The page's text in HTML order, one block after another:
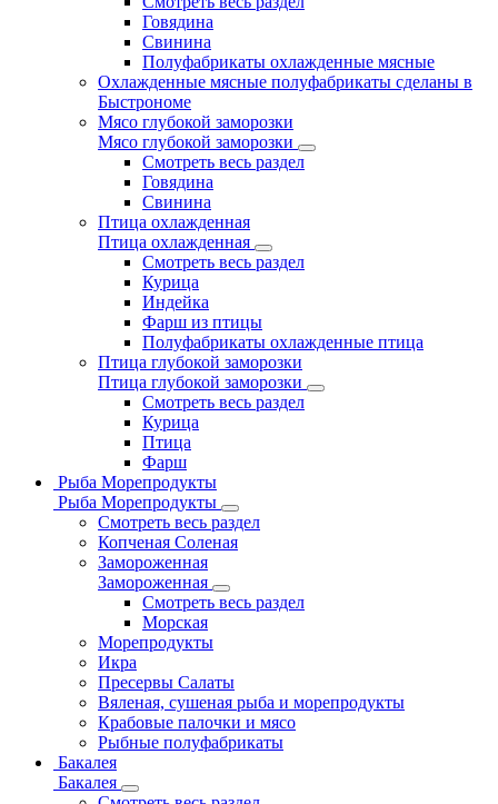
Говядина
Свинина
Полуфабрикаты охлажденные мясные
Охлажденные мясные полуфабрикаты сделаны в
Быстрономе
Мясо глубокой заморозки
Мясо глубокой заморозки
Смотреть весь раздел
Говядина
Свинина
Птица охлажденная
Птица охлажденная
Смотреть весь раздел
Курица
Индейка
Фарш из птицы
Полуфабрикаты охлажденные птица
Птица глубокой заморозки
Птица глубокой заморозки
Смотреть весь раздел
Курица
Птица
Фарш
Рыба Морепродукты
Рыба Морепродукты
Смотреть весь раздел
Копченая Соленая
Замороженная
Замороженная
Смотреть весь раздел
Морская
Морепродукты
Икра
Пресервы Салаты
Вяленая, сушеная рыба и морепродукты
Крабовые палочки и мясо
Рыбные полуфабрикаты
Бакалея
Бакалея